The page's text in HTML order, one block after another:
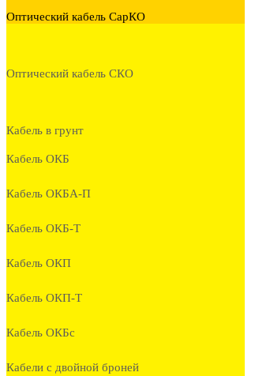
Оптический кабель СарКО
Оптический кабель СКО
Кабель в грунт
Кабель ОКБ
Кабель ОКБА-П
Кабель ОКБ-Т
Кабель ОКП
Кабель ОКП-Т
Кабель ОКБc
Кабели с двойной броней